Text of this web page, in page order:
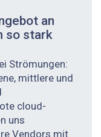
an
so stark
Strömungen:
mittlere und
cloud-
uns
Vendors mit